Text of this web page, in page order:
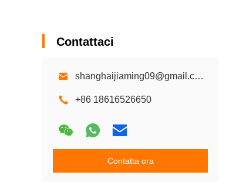
Contattaci
shanghaijiaming09@gmail.com
+86 18616526650
Contatta ora